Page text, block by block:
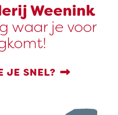
Weenink
waar je voor
JE SNEL?